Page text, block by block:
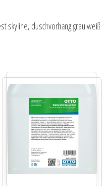
skyline, duschvorhang grau weiß